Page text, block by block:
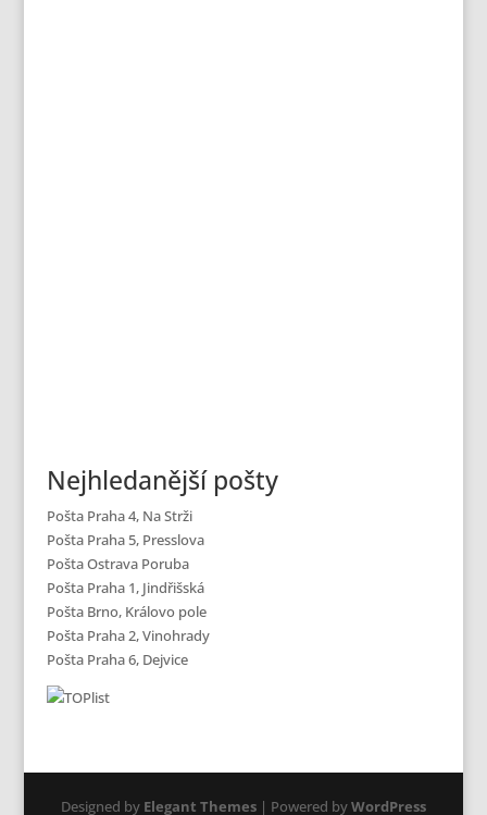
Nejhledanější pošty
Pošta Praha 4, Na Strži
Pošta Praha 5, Presslova
Pošta Ostrava Poruba
Pošta Praha 1, Jindřišská
Pošta Brno, Královo pole
Pošta Praha 2, Vinohrady
Pošta Praha 6, Dejvice
Designed by Elegant Themes| Powered byWordPress